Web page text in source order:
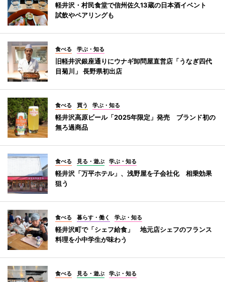
軽井沢・村民食堂で信州佐久13蔵の日本酒イベント
試飲やペアリングも
食べる 学ぶ・知る
旧軽井沢銀座通りにウナギ卸問屋直営店「うなぎ四代
目菊川」 長野県初出店
食べる 買う 学ぶ・知る
軽井沢高原ビール「2025年限定」発売 ブランド初の
無ろ過商品
食べる 見る・遊ぶ 学ぶ・知る
軽井沢「万平ホテル」、浅野屋を子会社化 相乗効果
狙う
食べる 暮らす・働く 学ぶ・知る
軽井沢町で「シェフ給食」 地元店シェフのフランス
料理を小中学生が味わう
食べる 見る・遊ぶ 学ぶ・知る